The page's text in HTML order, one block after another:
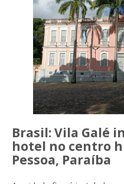
Brasil: Vila Galé
hotel no centro
Pessoa, Paraíba